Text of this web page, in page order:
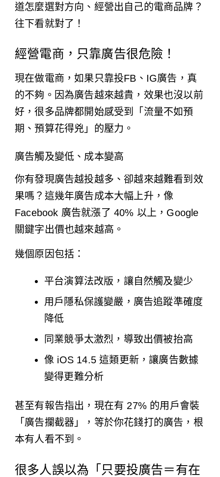
道怎麼選對方向、經營出自己的電商品牌？
往下看就對了！
經營電商，只靠廣告很危險！
現在做電商，如果只靠投FB、IG廣告，真
的不夠。因為廣告越來越貴，效果也沒以前
好，很多品牌都開始感受到「流量不如預
期、預算花得兇」的壓力。
廣告觸及變低、成本變高
你有發現廣告越投越多、卻越來越難看到效
果嗎？這幾年廣告成本大幅上升，像
Facebook 廣告就漲了 40% 以上，Google
關鍵字出價也越來越高。
幾個原因包括：
平台演算法改版，讓自然觸及變少
用戶隱私保護變嚴，廣告追蹤準確度
降低
同業競爭太激烈，導致出價被抬高
像 iOS 14.5 這類更新，讓廣告數據
變得更難分析
甚至有報告指出，現在有 27% 的用戶會裝
「廣告攔截器」，等於你花錢打的廣告，根
本有人看不到。
很多人誤以為「只要投廣告＝有在